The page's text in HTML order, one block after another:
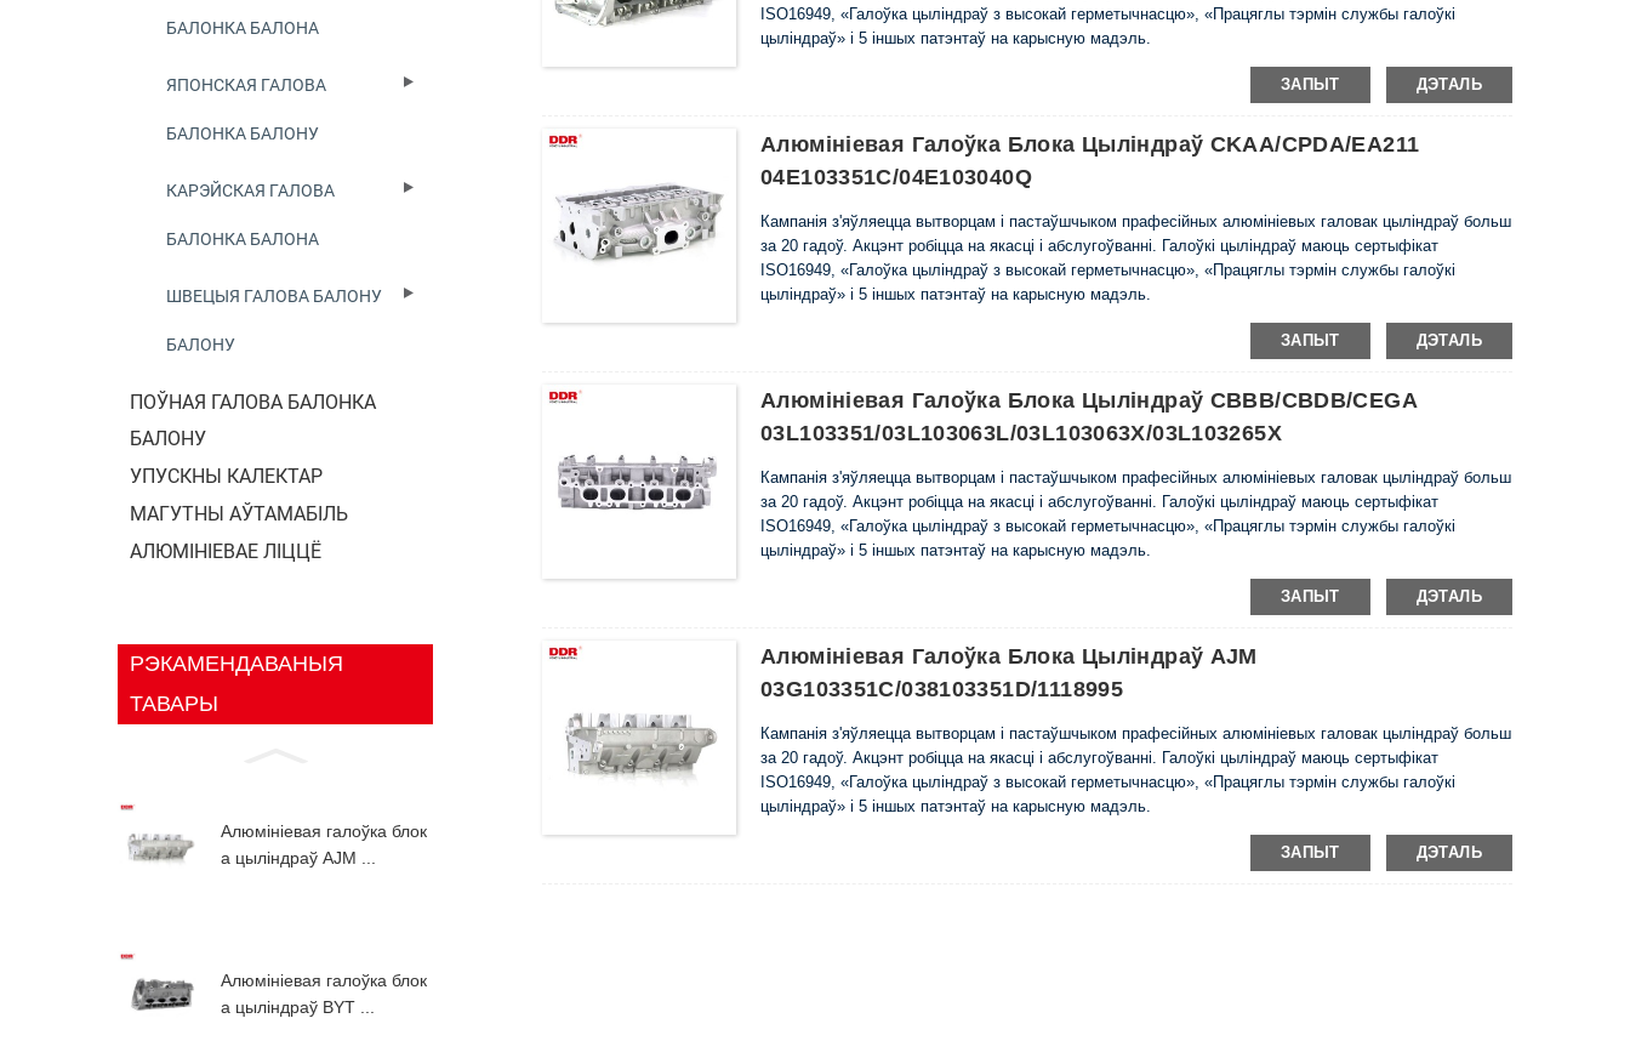
БАЛОНКА БАЛОНА
ЯПОНСКАЯ ГАЛОВА
БАЛОНКА БАЛОНУ
КАРЭЙСКАЯ ГАЛОВА
БАЛОНКА БАЛОНА
ШВЕЦЫЯ ГАЛОВА БАЛОНУ
БАЛОНУ
ПОЎНАЯ ГАЛОВА БАЛОНКА
БАЛОНУ
УПУСКНЫ КАЛЕКТАР
МАГУТНЫ АЎТАМАБІЛЬ
АЛЮМІНІЕВАЕ ЛІЦЦЁ
РЭКАМЕНДАВАНЫЯ
ТАВАРЫ
Алюмініевая галоўка блок
а цыліндраў AJM ...
Алюмініевая галоўка блок
а цыліндраў BYT ...
ISO16949, «Галоўка цыліндраў з высокай герметычнасцю», «Працяглы тэрмін службы галоўкі
цыліндраў» і 5 іншых патэнтаў на карысную мадэль.
ЗАПЫТ ДЭТАЛЬ
Алюмініевая Галоўка Блока Цыліндраў CKAA/CPDA/EA211
04E103351C/04E103040Q
Кампанія з'яўляецца вытворцам і пастаўшчыком прафесійных алюмініевых галовак цыліндраў больш
за 20 гадоў. Акцэнт робіцца на якасці і абслугоўванні. Галоўкі цыліндраў маюць сертыфікат
ISO16949, «Галоўка цыліндраў з высокай герметычнасцю», «Працяглы тэрмін службы галоўкі
цыліндраў» і 5 іншых патэнтаў на карысную мадэль.
ЗАПЫТ ДЭТАЛЬ
Алюмініевая Галоўка Блока Цыліндраў CBBB/CBDB/CEGA
03L103351/03L103063L/03L103063X/03L103265X
Кампанія з'яўляецца вытворцам і пастаўшчыком прафесійных алюмініевых галовак цыліндраў больш
за 20 гадоў. Акцэнт робіцца на якасці і абслугоўванні. Галоўкі цыліндраў маюць сертыфікат
ISO16949, «Галоўка цыліндраў з высокай герметычнасцю», «Працяглы тэрмін службы галоўкі
цыліндраў» і 5 іншых патэнтаў на карысную мадэль.
ЗАПЫТ ДЭТАЛЬ
Алюмініевая Галоўка Блока Цыліндраў AJM
03G103351C/038103351D/1118995
Кампанія з'яўляецца вытворцам і пастаўшчыком прафесійных алюмініевых галовак цыліндраў больш
за 20 гадоў. Акцэнт робіцца на якасці і абслугоўванні. Галоўкі цыліндраў маюць сертыфікат
ISO16949, «Галоўка цыліндраў з высокай герметычнасцю», «Працяглы тэрмін службы галоўкі
цыліндраў» і 5 іншых патэнтаў на карысную мадэль.
ЗАПЫТ ДЭТАЛЬ